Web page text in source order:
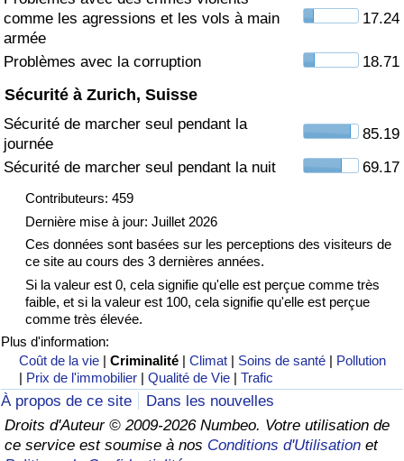
comme les agressions et les vols à main
armée
17.24
Problèmes avec la corruption 18.71
Sécurité à Zurich, Suisse
Sécurité de marcher seul pendant la
journée
85.19
Sécurité de marcher seul pendant la nuit
69.17
Contributeurs: 459
Dernière mise à jour: Juillet 2026
Ces données sont basées sur les perceptions des visiteurs de
ce site au cours des 3 dernières années.
Si la valeur est 0, cela signifie qu'elle est perçue comme très
faible, et si la valeur est 100, cela signifie qu'elle est perçue
comme très élevée.
Plus d'information:
Coût de la vie |Criminalité |Climat | Soins de santé | Pollution
| Prix de l'immobilier |Qualité de Vie |Trafic
À propos de ce site
Dans les nouvelles
Droits d'Auteur © 2009-2026 Numbeo. Votre utilisation de
ce service est soumise à nos Conditions d'Utilisation et
Indice de Pollution par Pays
Trafic
Indice de Trafic
Indice de Trafic (Actuel)
Indice de Trafic par Pays